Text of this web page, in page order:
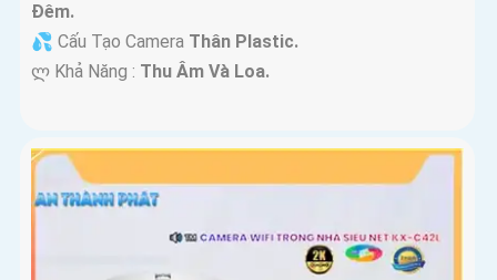
Ðêm.
💦 Cấu Tạo Camera Thân Plastic.
️ლ Khả Năng : Thu Âm Và Loa.